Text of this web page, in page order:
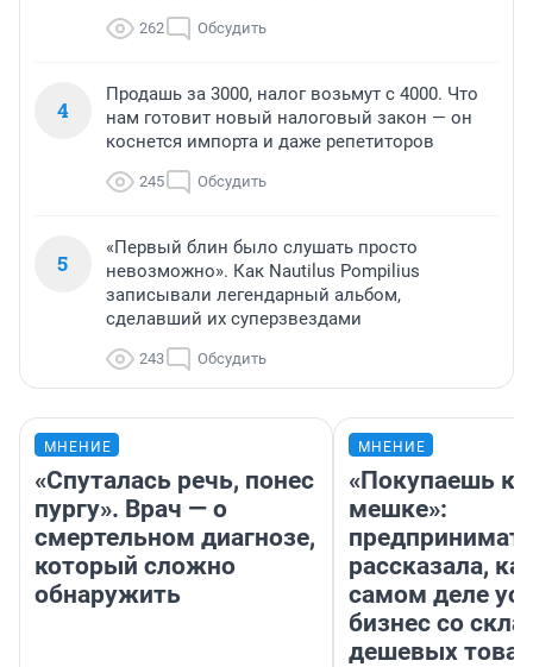
262 Обсудить
4
Продашь за 3000, налог возьмут с 4000. Что
нам готовит новый налоговый закон — он
коснется импорта и даже репетиторов
245 Обсудить
5
«Первый блин было слушать просто
невозможно». Как Nautilus Pompilius
записывали легендарный альбом,
сделавший их суперзвездами
243 Обсудить
МНЕНИЕ
«Спуталась речь, понес
пургу». Врач — о
смертельном диагнозе,
который сложно
обнаружить
МНЕНИЕ
«Покупаешь
мешке»:
рассказала,
самом деле
бизнес со
дешевых